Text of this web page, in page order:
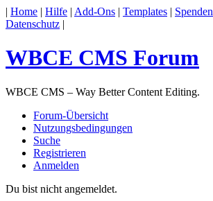
| Home | Hilfe | Add-Ons | Templates | Spenden
Datenschutz |
WBCE CMS Forum
WBCE CMS – Way Better Content Editing.
Forum-Übersicht
Nutzungsbedingungen
Suche
Registrieren
Anmelden
Du bist nicht angemeldet.